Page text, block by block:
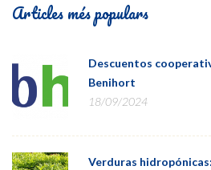
Articles més populars
Descuentos
Benihort
18/09/2024
Verduras